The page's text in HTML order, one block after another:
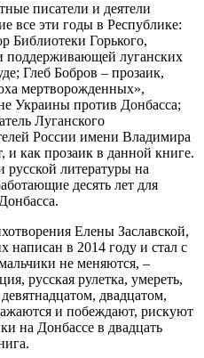
писатели и деятели
все эти годы в Республике:
Библиотеки Горького,
поддерживающей луганских
Глеб Бобров – прозаик,
мертворожденных»,
Украины против Донбасса;
Луганского
России имени Владимира
как прозаик в данной книге.
литературы на
десять лет для
Елены Заславской,
написан в 2014 году и стал с
не меняются, –
русская рулетка, умереть,
двадцатом,
и побеждают, рискуют
на Донбассе в двадцать